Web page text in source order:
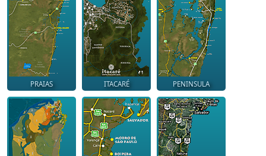
PRAIAS ITACARÉ PENINSULA